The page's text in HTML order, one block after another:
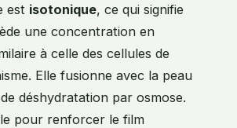
est isotonique, ce qui signifie
une concentration en
à celle des cellules de
Elle fusionne avec la peau
déshydratation par osmose.
pour renforcer le film